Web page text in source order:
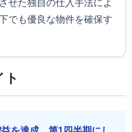
させた独自の仕入手法によ
でも優良な物件を確保す
ト